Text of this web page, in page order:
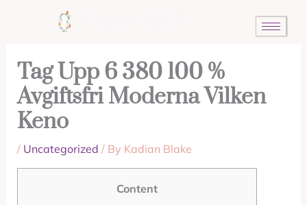
Tag Upp 6 380 100 %
Avgiftsfri Moderna Vilken
Keno
/ Uncategorized / By Kadian Blake
Content